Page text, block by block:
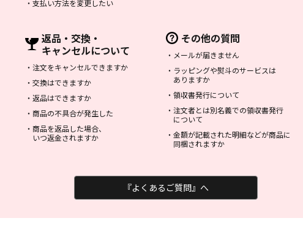
・ 支払い方法を変更したい
返品・交換・
キャンセルについて
・ 注文をキャンセルできますか
・ 交換はできますか
・ 返品はできますか
・ 商品の不具合が発生した
・ 商品を返品した場合、
いつ返金されますか
その他の質問
・ メールが届きません
・ ラッピングや熨斗のサービスは
ありますか
・ 領収書発行について
・ 注文者とは別名義での領収書発行
について
・ 金額が記載された明細などが商品に
同梱されますか
『よくあるご質問』へ